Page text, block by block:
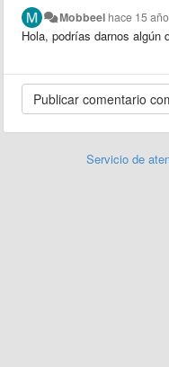
Mobbeel hace 15
Hola, podrías darnos algún
Servicio de